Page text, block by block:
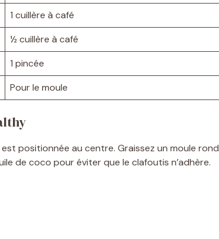
1 cuillère à café
½ cuillère à café
1 pincée
Pour le moule
positionnée au centre. Graissez un moule rond
de coco pour éviter que le clafoutis n’adhère.